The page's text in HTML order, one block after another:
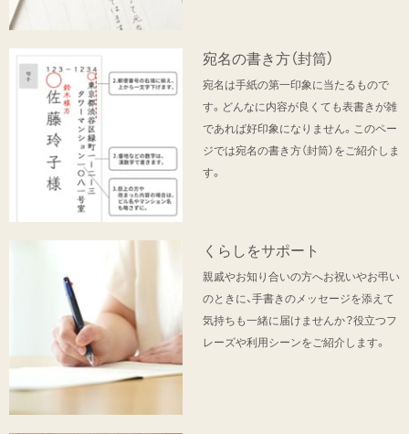
宛名の書き方（封筒）
宛名は手紙の第一印象に当たるもので
す。どんなに内容が良くても表書きが雑
であれば好印象になりません。このペー
ジでは宛名の書き方（封筒）をご紹介しま
す。
くらしをサポート
親戚やお知り合いの方へお祝いやお弔い
のときに、手書きのメッセージを添えて
気持ちも一緒に届けませんか？役立つフ
レーズや利用シーンをご紹介します。